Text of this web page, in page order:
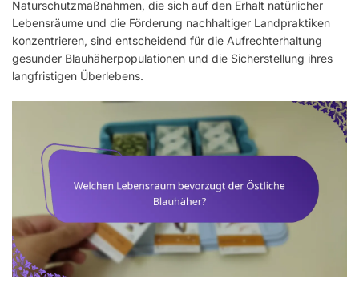
Naturschutzmaßnahmen, die sich auf den Erhalt natürlicher
Lebensräume und die Förderung nachhaltiger Landpraktiken
konzentrieren, sind entscheidend für die Aufrechterhaltung
gesunder Blauhäherpopulationen und die Sicherstellung ihres
langfristigen Überlebens.